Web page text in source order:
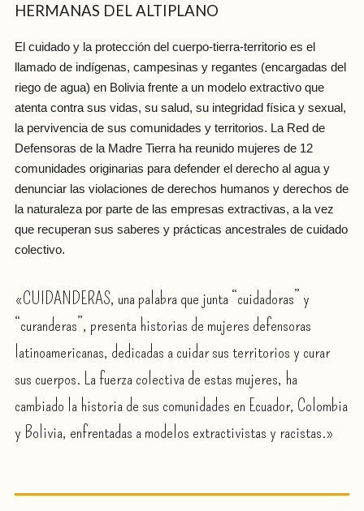
HERMANAS DEL ALTIPLANO
El cuidado y la protección del cuerpo-tierra-territorio es el
llamado de indígenas, campesinas y regantes (encargadas del
riego de agua) en Bolivia frente a un modelo extractivo que
atenta contra sus vidas, su salud, su integridad física y sexual,
la pervivencia de sus comunidades y territorios. La Red de
Defensoras de la Madre Tierra ha reunido mujeres de 12
comunidades originarias para defender el derecho al agua y
denunciar las violaciones de derechos humanos y derechos de
la naturaleza por parte de las empresas extractivas, a la vez
que recuperan sus saberes y prácticas ancestrales de cuidado
colectivo.
«CUIDANDERAS, una palabra que junta “cuidadoras” y
“curanderas”, presenta historias de mujeres defensoras
latinoamericanas, dedicadas a cuidar sus territorios y curar
sus cuerpos. La fuerza colectiva de estas mujeres, ha
cambiado la historia de sus comunidades en Ecuador, Colombia
y Bolivia, enfrentadas a modelos extractivistas y racistas.»